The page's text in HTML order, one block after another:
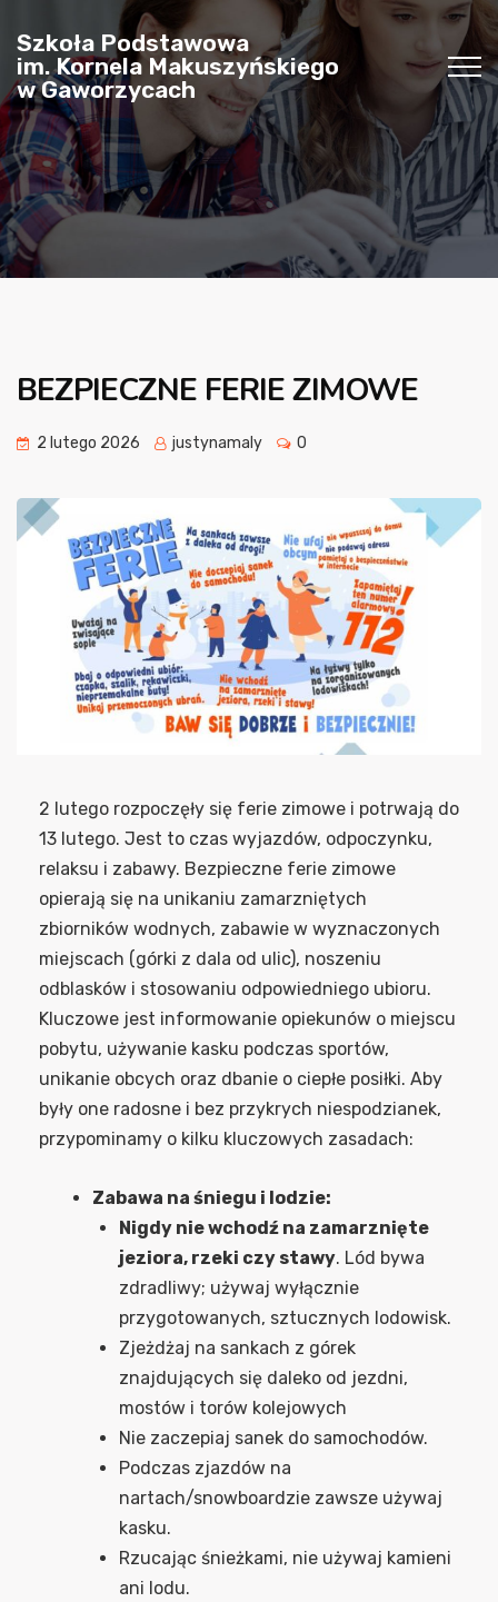
Szkoła Podstawowa
im. Kornela Makuszyńskiego
w Gaworzycach
BEZPIECZNE FERIE ZIMOWE
2 lutego 2026 justynamaly 0
2 lutego rozpoczęły się ferie zimowe i potrwają do
13 lutego. Jest to czas wyjazdów, odpoczynku,
relaksu i zabawy. Bezpieczne ferie zimowe
opierają się na unikaniu zamarzniętych
zbiorników wodnych, zabawie w wyznaczonych
miejscach (górki z dala od ulic), noszeniu
odblasków i stosowaniu odpowiedniego ubioru.
Kluczowe jest informowanie opiekunów o miejscu
pobytu, używanie kasku podczas sportów,
unikanie obcych oraz dbanie o ciepłe posiłki. Aby
były one radosne i bez przykrych niespodzianek,
przypominamy o kilku kluczowych zasadach:
Zabawa na śniegu i lodzie:
Nigdy nie wchodź na zamarznięte
jeziora, rzeki czy stawy. Lód bywa
zdradliwy; używaj wyłącznie
przygotowanych, sztucznych lodowisk.
Zjeżdżaj na sankach z górek
znajdujących się daleko od jezdni,
mostów i torów kolejowych
Nie zaczepiaj sanek do samochodów.
Podczas zjazdów na
nartach/snowboardzie zawsze używaj
kasku.
Rzucając śnieżkami, nie używaj kamieni
ani lodu.